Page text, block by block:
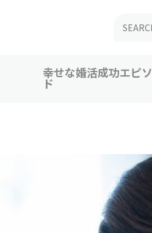
幸せな婚活成功エピ
ド